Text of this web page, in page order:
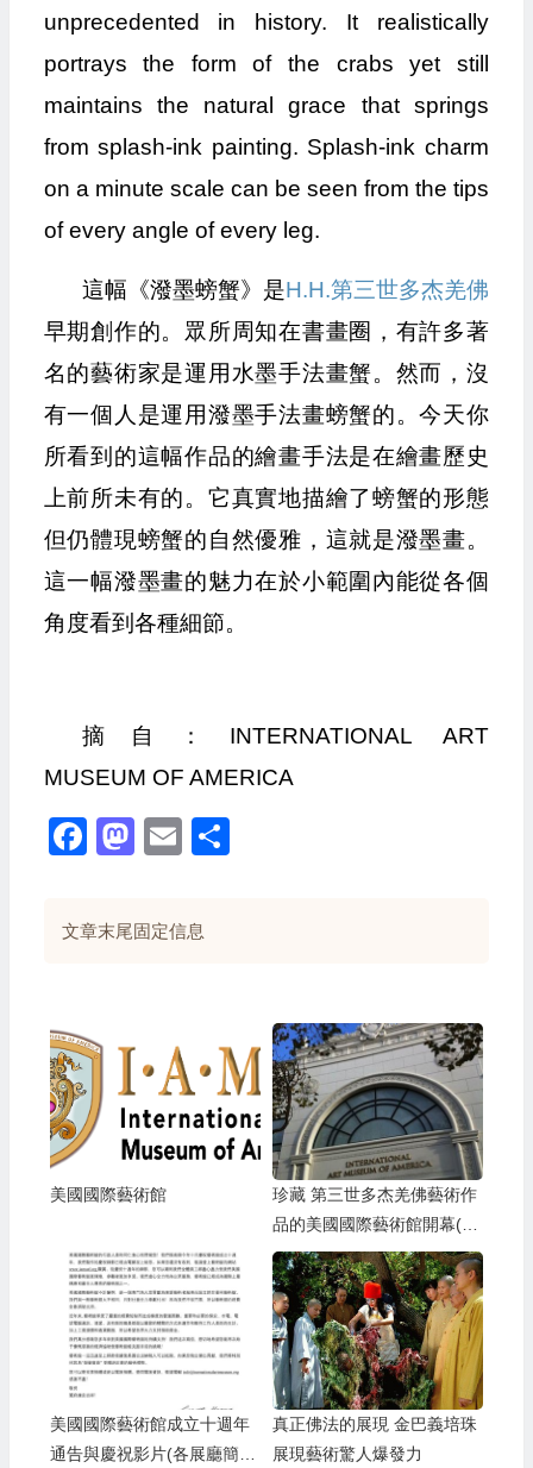
unprecedented in history. It realistically
portrays the form of the crabs yet still
maintains the natural grace that springs
from splash-ink painting. Splash-ink charm
on a minute scale can be seen from the tips
of every angle of every leg.
這幅《潑墨螃蟹》是H.H.第三世多杰羌佛
早期創作的。眾所周知在書畫圈，有許多著
名的藝術家是運用水墨手法畫蟹。然而，沒
有一個人是運用潑墨手法畫螃蟹的。今天你
所看到的這幅作品的繪畫手法是在繪畫歷史
上前所未有的。它真實地描繪了螃蟹的形態
但仍體現螃蟹的自然優雅，這就是潑墨畫。
這一幅潑墨畫的魅力在於小範圍內能從各個
角度看到各種細節。
摘自：INTERNATIONAL ART
MUSEUM OF AMERICA
Facebook
Mastodon
EmailShare
文章末尾固定信息
美國國際藝術館
珍藏 第三世多杰羌佛藝術作
品的美國國際藝術館開幕(影
視)
美國國際藝術館成立十週年
通告與慶祝影片(各展廳簡
真正佛法的展現 金巴義培珠
展現藝術驚人爆發力